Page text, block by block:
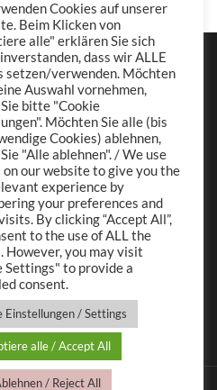
Cookies auf unserer
Beim Klicken von
alle" erklären Sie sich
dass wir ALLE
setzen/verwenden. Möchten
Auswahl vornehmen,
bitte "Cookie
Möchten Sie alle (bis
Cookies) ablehnen,
"Alle ablehnen". / We use
on our website to give you the
experience by
your preferences and
By clicking “Accept All”,
to the use of ALL the
However, you may visit
Settings" to provide a
consent.
Einstellungen / Settings
alle / Accept All
/ Reject All